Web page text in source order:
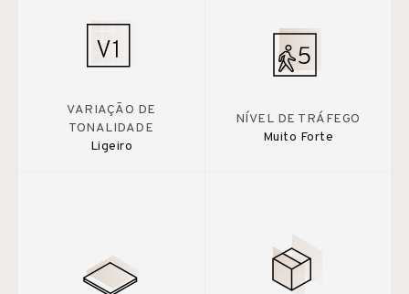
VARIAÇÃO DE
TONALIDADE
Ligeiro
NÍVEL DE TRÁFEGO
Muito Forte